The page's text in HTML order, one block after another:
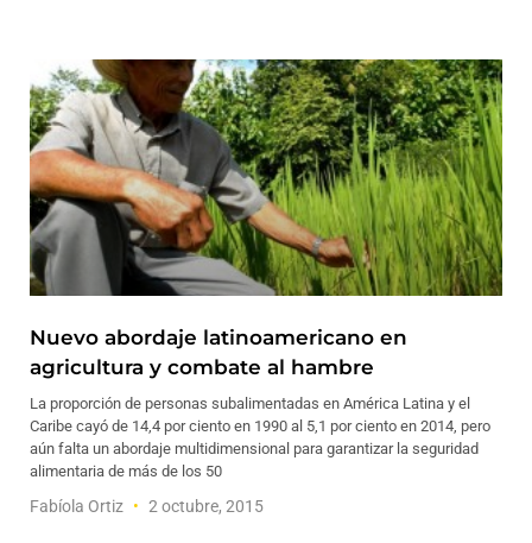
Nuevo abordaje latinoamericano en
agricultura y combate al hambre
La proporción de personas subalimentadas en América Latina y el
Caribe cayó de 14,4 por ciento en 1990 al 5,1 por ciento en 2014, pero
aún falta un abordaje multidimensional para garantizar la seguridad
alimentaria de más de los 50
Fabíola Ortiz 2 octubre, 2015